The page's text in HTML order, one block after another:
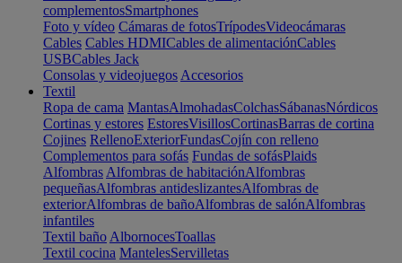
complementosSmartphones
Foto y vídeo Cámaras de fotosTrípodesVideocámaras
Cables Cables HDMICables de alimentaciónCables
USBCables Jack
Consolas y videojuegos Accesorios
Textil
Ropa de cama MantasAlmohadasColchasSábanasNórdicos
Cortinas y estores EstoresVisillosCortinasBarras de cortina
Cojines RellenoExteriorFundasCojín con relleno
Complementos para sofás Fundas de sofásPlaids
Alfombras Alfombras de habitaciónAlfombras
pequeñasAlfombras antideslizantesAlfombras de
exteriorAlfombras de bañoAlfombras de salónAlfombras
infantiles
Textil baño AlbornocesToallas
Textil cocina MantelesServilletas